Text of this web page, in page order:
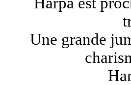
Une grande